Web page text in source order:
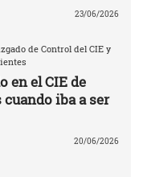
23/06/2026
de Control del CIE y
en el CIE de
iba a ser
20/06/2026